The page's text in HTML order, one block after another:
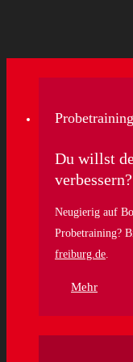
Probetraining
Du willst
verbessern?
Neugierig auf
Probetraining?
freiburg.de
Mehr